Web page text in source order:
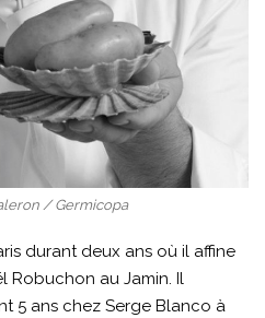
/ Germicopa
durant deux ans où il affine
Robuchon au Jamin. Il
5 ans chez Serge Blanco à